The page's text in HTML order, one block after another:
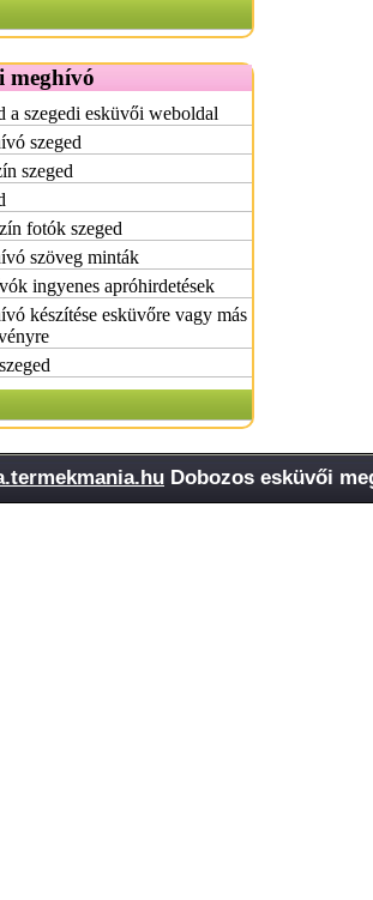
meghívó
a szegedi esküvői weboldal
szeged
szeged
fotók szeged
szöveg minták
ingyenes apróhirdetések
készítése esküvőre vagy más
Dobozos esküvői